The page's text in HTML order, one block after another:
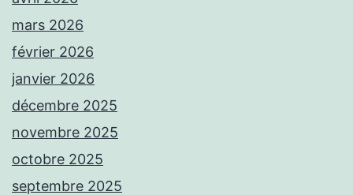
mars 2026
février 2026
janvier 2026
décembre 2025
novembre 2025
octobre 2025
septembre 2025